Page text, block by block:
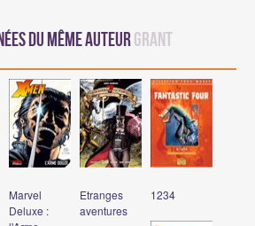
du même auteurGrant
Marvel
Deluxe :
Etranges
aventures
1234